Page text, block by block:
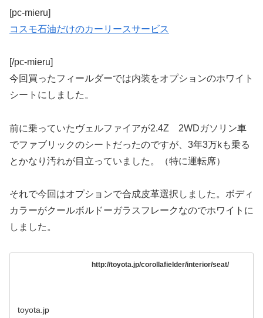
[pc-mieru]
コスモ石油だけのカーリースサービス
[/pc-mieru]
今回買ったフィールダーでは内装をオプションのホワイト
シートにしました。
前に乗っていたヴェルファイアが2.4Z 2WDガソリン車
でファブリックのシートだったのですが、3年3万kも乗る
とかなり汚れが目立っていました。（特に運転席）
それで今回はオプションで合成皮革選択しました。ボディ
カラーがクールボルドーガラスフレークなのでホワイトに
しました。
http://toyota.jp/corollafielder/interior/seat/
toyota.jp